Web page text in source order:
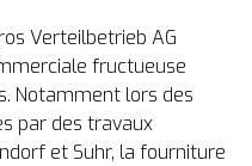
Verteilbetrieb AG
fructueuse
Notamment lors des
par des travaux
et Suhr, la fourniture